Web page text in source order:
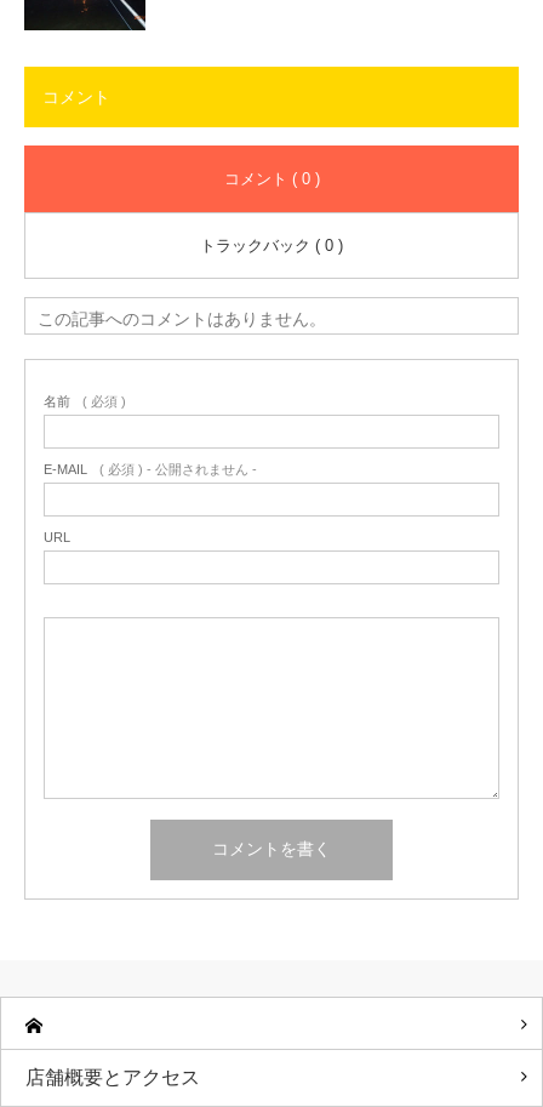
コメント
コメント ( 0 )
トラックバック ( 0 )
この記事へのコメントはありません。
名前 ( 必須 )
E-MAIL ( 必須 ) - 公開されません -
URL
店舗概要とアクセス